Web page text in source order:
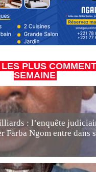
PLUS
SEMAINE
: l’enquête
Farba Ngom entre dans